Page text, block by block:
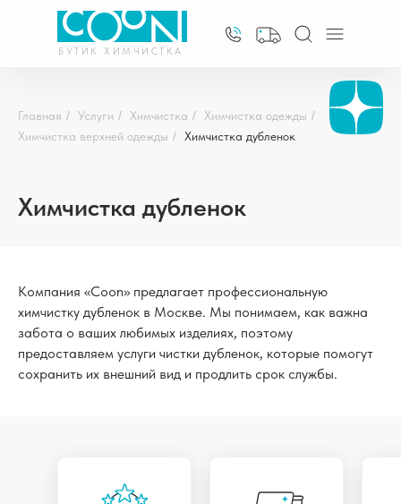
БУТИК ХИМЧИСТКА
Главная / Услуги / Химчистка / Химчистка одежды /
Химчистка верхней одежды / Химчистка дубленок
Химчистка дубленок
Компания «Coon» предлагает профессиональную
химчистку дубленок в Москве. Мы понимаем, как важна
забота о ваших любимых изделиях, поэтому
предоставляем услуги чистки дубленок, которые помогут
сохранить их внешний вид и продлить срок службы.